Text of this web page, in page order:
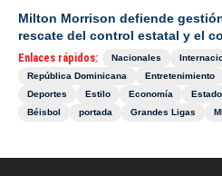
Milton Morrison defiende
rescate del control estatal y el
Enlaces rápidos: Nacionales
República Dominicana
Entretenimiento
Deportes
Estilo Economía
Béisbol
portada Grandes Ligas